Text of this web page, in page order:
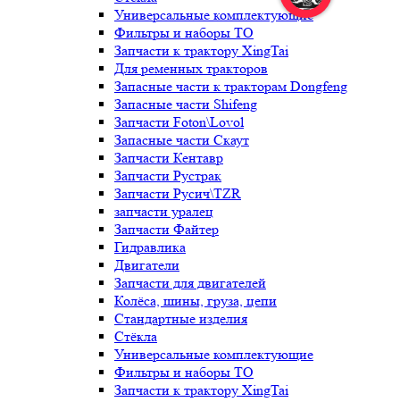
Универсальные комплектующие
Фильтры и наборы ТО
Запчасти к трактору XingTai
Для ременных тракторов
Запасные части к тракторам Dongfeng
Запасные части Shifeng
Запчасти Foton\Lovol
Запасные части Скаут
Запчасти Кентавр
Запчасти Рустрак
Запчасти Русич\TZR
запчасти уралец
Запчасти Файтер
Гидравлика
Двигатели
Запчасти для двигателей
Колёса, шины, груза, цепи
Стандартные изделия
Стёкла
Универсальные комплектующие
Фильтры и наборы ТО
Запчасти к трактору XingTai